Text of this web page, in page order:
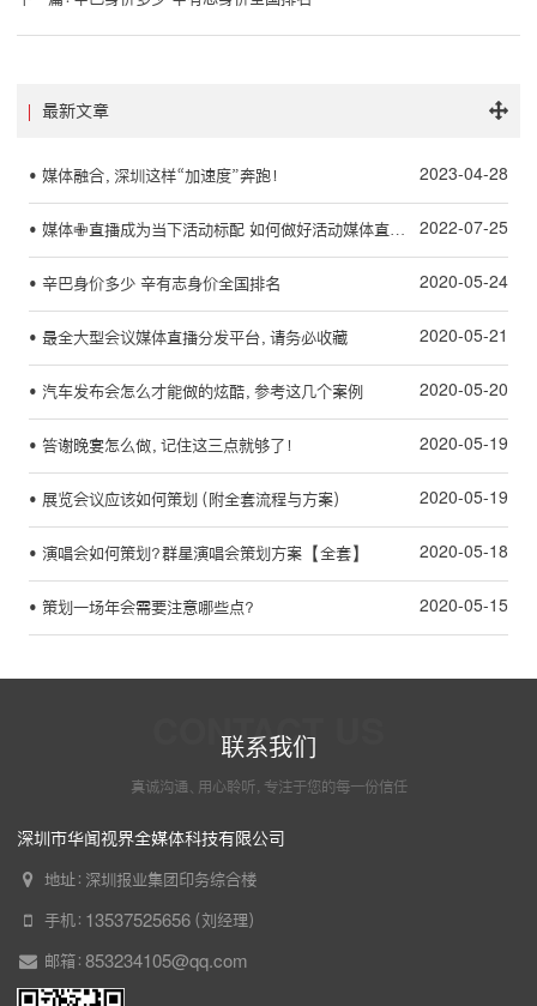
最新文章
2023-04-28
• 媒体融合，深圳这样“加速度”奔跑！
2022-07-25
• 媒体✙直播成为当下活动标配 如何做好活动媒体直播执行
2020-05-24
• 辛巴身价多少 辛有志身价全国排名
2020-05-21
• 最全大型会议媒体直播分发平台，请务必收藏
2020-05-20
• 汽车发布会怎么才能做的炫酷，参考这几个案例
2020-05-19
• 答谢晚宴怎么做，记住这三点就够了！
2020-05-19
• 展览会议应该如何策划（附全套流程与方案）
2020-05-18
• 演唱会如何策划？群星演唱会策划方案【全套】
2020-05-15
• 策划一场年会需要注意哪些点？
联系我们
CONTACT US
真诚沟通、用心聆听，专注于您的每一份信任
深圳市华闻视界全媒体科技有限公司
地址：深圳报业集团印务综合楼
手机：13537525656（刘经理）
邮箱：853234105@qq.com